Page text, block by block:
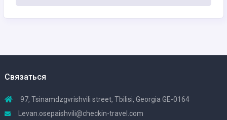
Связаться
97, Tsinamdzgvrishvili street, Tbilisi, Georgia GE-0164
Levan.osepaishvili@checkin-travel.com